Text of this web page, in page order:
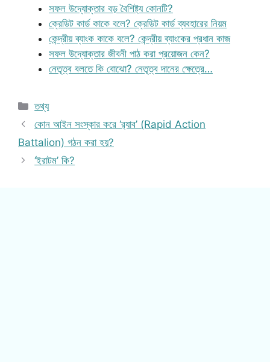
সফল উদ্যোক্তার বড় বৈশিষ্ট্য কোনটি?
ক্রেডিট কার্ড কাকে বলে? ক্রেডিট কার্ড ব্যবহারের নিয়ম
কেন্দ্রীয় ব্যাংক কাকে বলে? কেন্দ্রীয় ব্যাংকের প্রধান কাজ
সফল উদ্যোক্তার জীবনী পাঠ করা প্রয়োজন কেন?
নেতৃত্ব বলতে কি বোঝো? নেতৃত্ব দানের ক্ষেত্রে…
Categories
তথ্য
কোন আইন সংস্কার করে ‘র‌্যাব’ (Rapid Action
Battalion) গঠন করা হয়?
‘ইরাটম’ কি?